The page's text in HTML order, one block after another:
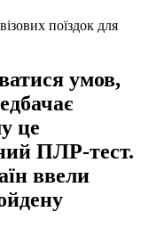
поїздок для
умов,
це
ПЛР-тест.
ввели